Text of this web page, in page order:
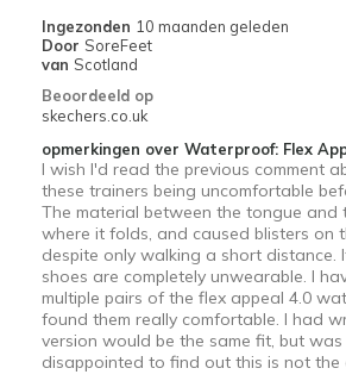
Ingezonden 10 maanden geleden
Door SoreFeet
van Scotland
Beoordeeld op
skechers.co.uk
opmerkingen over Waterproof: Flex
I wish I'd read the previous comment
these trainers being uncomfortable
The material between the tongue and
where it folds, and caused blisters on
despite only walking a short distance.
shoes are completely unwearable. I
multiple pairs of the flex appeal 4.0
found them really comfortable. I had
version would be the same fit, but was
disappointed to find out this is not the